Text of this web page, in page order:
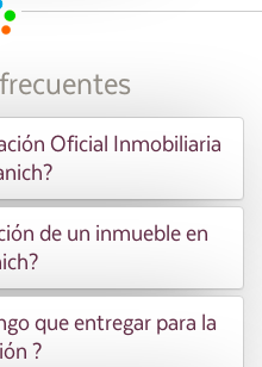
Oficial Inmobiliaria
de un inmueble en
que entregar para la
?